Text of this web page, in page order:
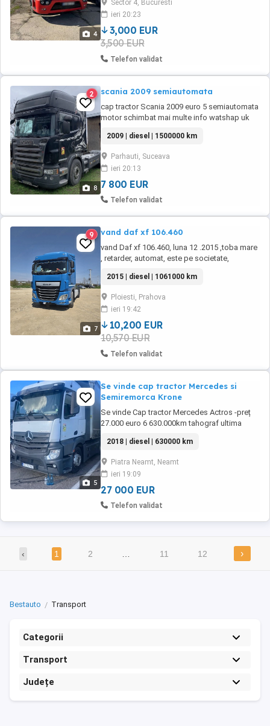
4
Sector 4, Bucuresti
ieri 20:23
3,000 EUR
3,500 EUR
Telefon validat
8
2 scania 2009 semiautomata
cap tractor Scania 2009 euro 5 semiautomata
motor schimbat mai multe info watshap uk
2009 | diesel | 1500000 km
Parhauti, Suceava
ieri 20:13
7 800 EUR
Telefon validat
7
9 vand daf xf 106.460
vand Daf xf 106.460, luna 12 .2015 ,toba mare
, retarder, automat, este pe societate,
2015 | diesel | 1061000 km
Ploiesti, Prahova
ieri 19:42
10,200 EUR
10,570 EUR
Telefon validat
5
Se vinde cap tractor Mercedes si
Semiremorca Krone
Se vinde Cap tractor Mercedes Actros -preț
27.000 euro 6 630.000km tahograf ultima
cauciucuri spate Firestone baterii Varta(anul
trecut ) ambreiaj și rulment de presiune
schimbat anul trecut Semiremorca Krone
standard 2019 prelata (axa liftanta)-pret ...
2018 | diesel | 630000 km
Piatra Neamt, Neamt
ieri 19:09
27 000 EUR
Telefon validat
‹ 1 2 11 12 ›
Bestauto Transport
Categorii
Transport
Județe